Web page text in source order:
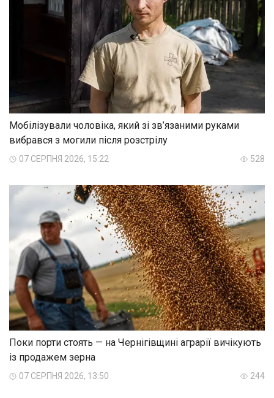
Мобілізували чоловіка, який зі зв’язаними руками
вибрався з могили після розстрілу
07 СЕРПНЯ 2026, 15:22 528
Поки порти стоять — на Чернігівщині аграрії вичікують
із продажем зерна
07 СЕРПНЯ 2026, 13:50 244